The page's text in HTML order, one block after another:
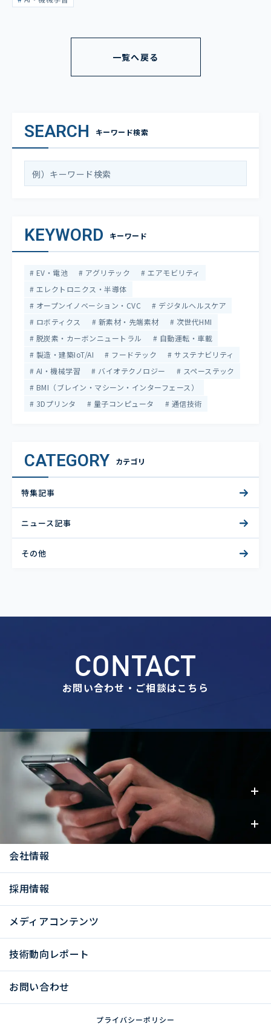
一覧へ戻る
SEARCH キーワード検索
KEYWORD キーワード
EV・電池 アグリテック
エアモビリティ
エレクトロニクス・半導体
オープンイノベーション・CVC
デジタルヘルスケア
ロボティクス
新素材・先端素材
次世代HMI
脱炭素・カーボンニュートラル
自動運転・車載
製造・建築IoT/AI
フードテック
サステナビリティ
AI・機械学習
バイオテクノロジー
スペーステック
BMI（ブレイン・マシーン・インターフェース）
3Dプリンタ
量子コンピュータ 通信技術
CATEGORY カテゴリ
特集記事
ニュース記事
その他
CONTACT
お問い合わせ・ご相談はこちら
事業内容
お知らせ
会社情報
採用情報
メディアコンテンツ
技術動向レポート
お問い合わせ
プライバシーポリシー